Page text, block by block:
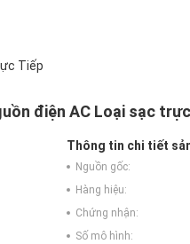
Tiếp
điện AC Loại sạc
Thông tin chi tiết
Nguồn gốc:
Hàng hiệu:
Chứng nhận:
Số mô hình: